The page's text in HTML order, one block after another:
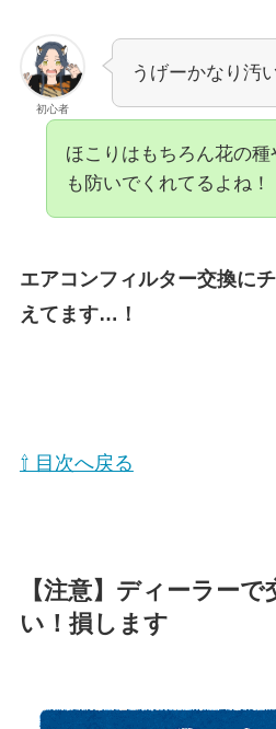
初心者
うげーかなり汚
ほこりはもちろん花の種
も防いでくれてるよね！
エアコンフィルター交換に
えてます…！
⇧ 目次へ戻る
【注意】ディーラー
い！損します